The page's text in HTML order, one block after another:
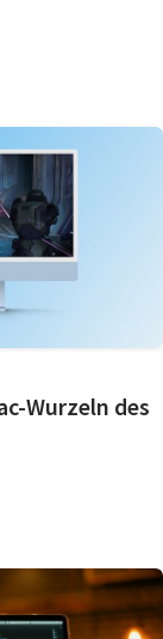
Wurzeln des